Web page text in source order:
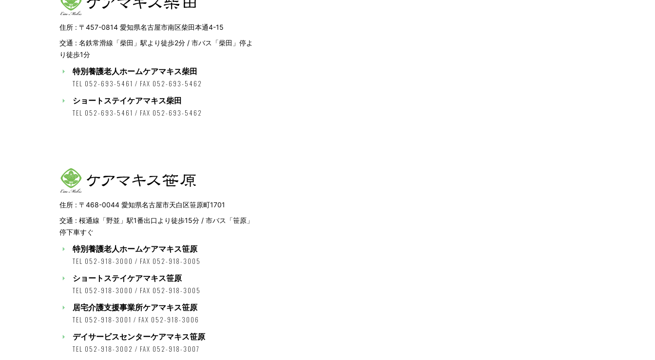
住所 : 〒457-0814 愛知県名古屋市南区柴田本通4-15
交通 : 名鉄常滑線「柴田」駅より徒歩2分 / 市バス「柴田」停よ
り徒歩1分
特別養護老人ホームケアマキス柴田
TEL 052-693-5461 / FAX 052-693-5462
ショートステイケアマキス柴田
TEL 052-693-5461 / FAX 052-693-5462
住所 : 〒468-0044 愛知県名古屋市天白区笹原町1701
交通 : 桜通線「野並」駅1番出口より徒歩15分 / 市バス「笹原」
停下車すぐ
特別養護老人ホームケアマキス笹原
TEL 052-918-3000 / FAX 052-918-3005
ショートステイケアマキス笹原
TEL 052-918-3000 / FAX 052-918-3005
居宅介護支援事業所ケアマキス笹原
TEL 052-918-3001 / FAX 052-918-3006
デイサービスセンターケアマキス笹原
TEL 052-918-3002 / FAX 052-918-3007